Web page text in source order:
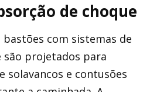
de choque
com sistemas de
são projetados para
solavancos e contusões